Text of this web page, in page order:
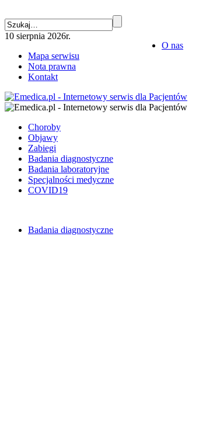
10 sierpnia 2026r.
O nas
Mapa serwisu
Nota prawna
Kontakt
Choroby
Objawy
Zabiegi
Badania diagnostyczne
Badania laboratoryjne
Specjalności medyczne
COVID19
Badania diagnostyczne